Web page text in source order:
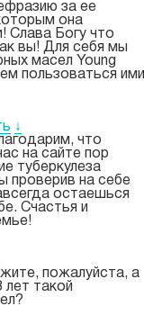
за ее
она
Слава Богу что
вы! Для себя мы
масел Young
пользоваться ими
↓
что
на сайте пор
туберкулеза
проверив на себе
остаешься
Счастья и
пожалуйста, а
такой